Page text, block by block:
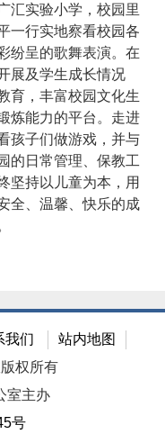
汇实验小学，校园里
一行实地察看校园各
纷呈的歌舞表演。在
展及学生成长情况
育，丰富校园文化生
炼能力的平台。走进
孩子们做游戏，并与
的日常管理、保教工
坚持以儿童为本，用
全、温馨、快乐的成
我们
站内地图
权所有
室主办
号